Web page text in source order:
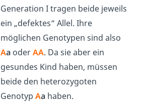
Generation I tragen beide jeweils
ein „defektes“ Allel. Ihre
möglichen Genotypen sind also
Aa oderAA. Da sie aber ein
gesundes Kind haben, müssen
beide den heterozygoten
GenotypAa haben.